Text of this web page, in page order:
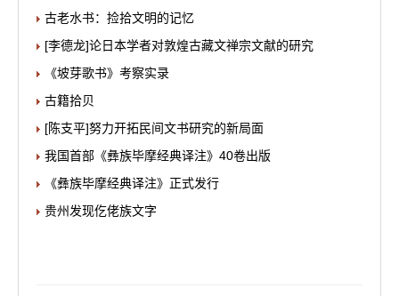
古老水书：捡拾文明的记忆
[李德龙]论日本学者对敦煌古藏文禅宗文献的研究
《坡芽歌书》考察实录
古籍拾贝
[陈支平]努力开拓民间文书研究的新局面
我国首部《彝族毕摩经典译注》40卷出版
《彝族毕摩经典译注》正式发行
贵州发现仡佬族文字